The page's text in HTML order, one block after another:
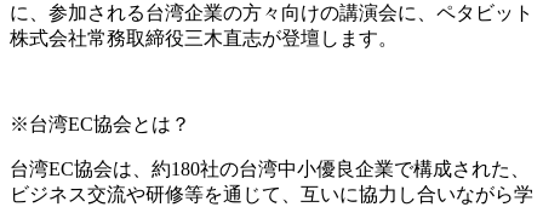
に、参加される台湾企業の方々向けの講演会に、ペタビット
株式会社常務取締役三木直志が登壇します。
※台湾EC協会とは？
台湾EC協会は、約180社の台湾中小優良企業で構成された、
ビジネス交流や研修等を通じて、互いに協力し合いながら学